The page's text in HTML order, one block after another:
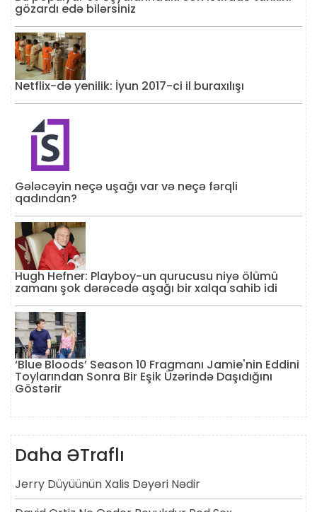
gözardı edə bilərsiniz
Netflix-də yenilik: İyun 2017-ci il buraxılışı
Gələcəyin neçə uşağı var və neçə fərqli
qadından?
Hugh Hefner: Playboy-un qurucusu niyə ölümü
zamanı şok dərəcədə aşağı bir xalqa sahib idi
‘Blue Bloods’ Season 10 Fragmanı Jamie'nin Eddini
Toylarından Sonra Bir Eşik Üzərində Daşıdığını
Göstərir
Daha ƏTraflı
Jerry Düyüünün Xalis Dəyəri Nədir